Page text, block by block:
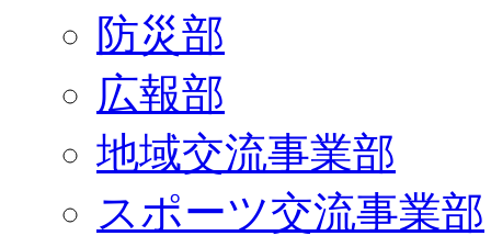
防災部
広報部
地域交流事業部
スポーツ交流事業部